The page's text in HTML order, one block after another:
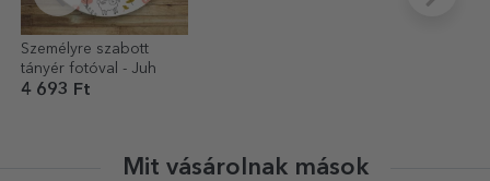
Személyre szabott
tányér fotóval - Juh
4 693 Ft
Mit vásárolnak mások